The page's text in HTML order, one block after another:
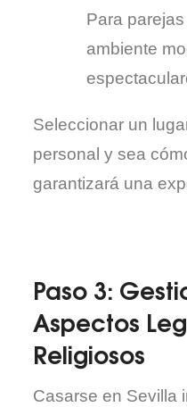
Para
ambiente
Seleccionar un
personal y sea
garantizará una
Paso 3:
Aspectos
Religiosos
Casarse en Sevilla